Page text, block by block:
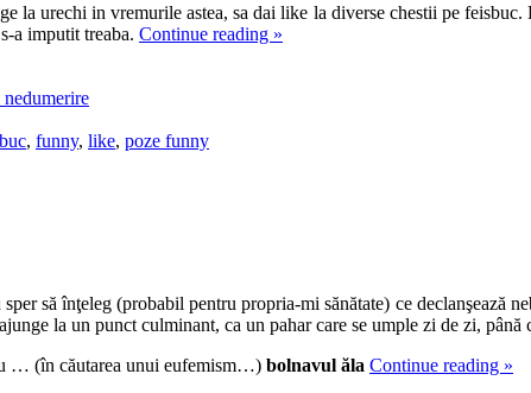
la urechi in vremurile astea, sa dai like la diverse chestii pe
a imputit treaba. Continue reading »
nedumerire
, funny, like, poze funny
să înţeleg (probabil pentru propria-mi sănătate) ce declanşează
la un punct culminant, ca un pahar care se umple zi de zi, până
… (în căutarea unui eufemism…) bolnavul ăla Continue reading »